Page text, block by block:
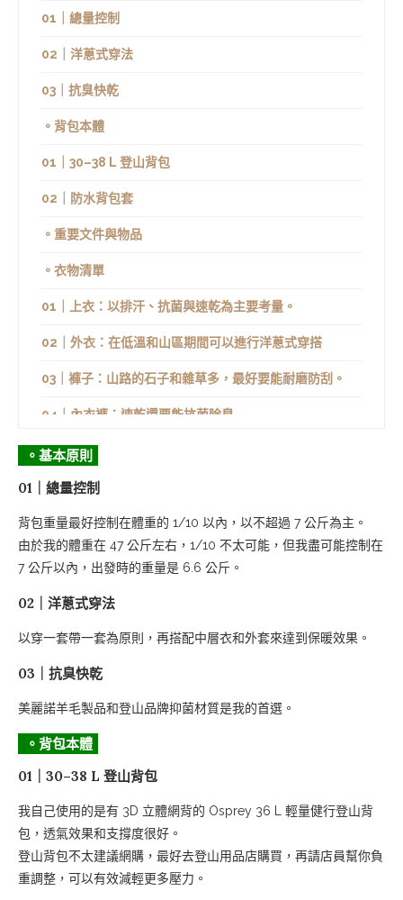
01｜總量控制
02｜洋蔥式穿法
03｜抗臭快乾
。背包本體
01｜30–38 L 登山背包
02｜防水背包套
。重要文件與物品
。衣物清單
01｜上衣：以排汗、抗菌與速乾為主要考量。
02｜外衣：在低溫和山區期間可以進行洋蔥式穿搭
03｜褲子：山路的石子和雜草多，最好要能耐磨防刮。
04｜內衣褲：速乾還要能抗菌除臭
05｜襪子：強烈建議五指襪，可以減少水泡的產生。
06｜鞋子：抓地力和舒適度是關鍵
07｜膝蓋恢復套
。電子產品
。盥洗用品和藥品
01｜保養與防曬
02｜藥品
03｜隨身酒精噴霧或酒精濕紙巾
。其他
。基本原則
01｜總量控制
背包重量最好控制在體重的 1/10 以內，以不超過 7 公斤為主。
由於我的體重在 47 公斤左右，1/10 不太可能，但我盡可能控制在
7 公斤以內，出發時的重量是 6.6 公斤。
02｜洋蔥式穿法
以穿一套帶一套為原則，再搭配中層衣和外套來達到保暖效果。
03｜抗臭快乾
美麗諾羊毛製品和登山品牌抑菌材質是我的首選。
。背包本體
01｜30–38 L 登山背包
我自己使用的是有 3D 立體網背的 Osprey 36 L 輕量健行登山背
包，透氣效果和支撐度很好。
登山背包不太建議網購，最好去登山用品店購買，再請店員幫你負
重調整，可以有效減輕更多壓力。